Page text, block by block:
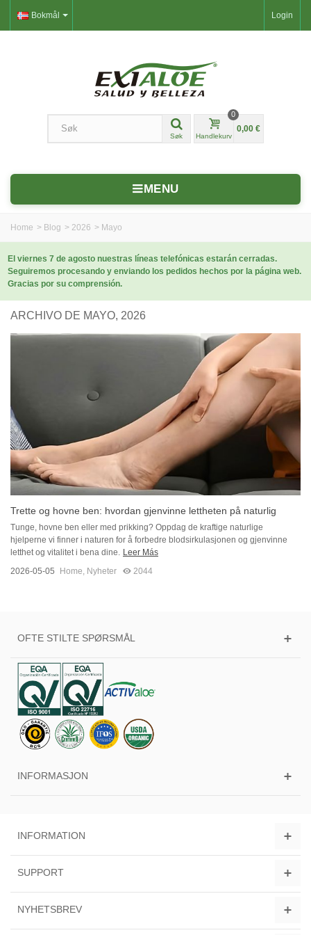
Login
Bokmål
Søk Handlekurv
0
0,00 €
MENU
Home > Blog > 2026 > Mayo
El viernes 7 de agosto nuestras líneas telefónicas estarán cerradas.
Seguiremos procesando y enviando los pedidos hechos por la página web.
Gracias por su comprensión.
ARCHIVO DE MAYO, 2026
Trette og hovne ben: hvordan gjenvinne lettheten på naturlig
måte
Tunge, hovne ben eller med prikking? Oppdag de kraftige naturlige
hjelperne vi finner i naturen for å forbedre blodsirkulasjonen og gjenvinne
letthet og vitalitet i bena dine. Leer Más
2026-05-05
Home, Nyheter 2044
OFTE STILTE SPØRSMÅL
INFORMASJON
INFORMATION
SUPPORT
NYHETSBREV